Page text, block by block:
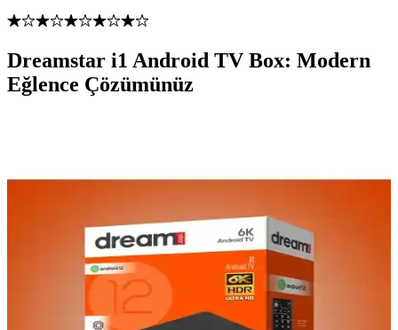
Dreamstar i1 Android TV Box: Modern
Eğlence Çözümünüz